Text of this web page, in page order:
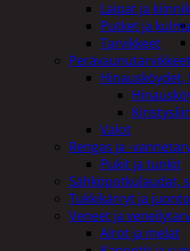
Laipat ja
Putket ja
Tarvikkeet
Valot
Rengas ja -
Pukit ja tunkit
Sähköpotkulaudat,
Tukkikärryt ja
Veneet ja
Airot ja melat